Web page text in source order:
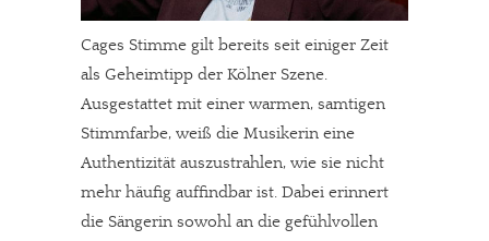
Cages Stimme gilt bereits seit einiger Zeit
als Geheimtipp der Kölner Szene.
Ausgestattet mit einer warmen, samtigen
Stimmfarbe, weiß die Musikerin eine
Authentizität auszustrahlen, wie sie nicht
mehr häufig auffindbar ist. Dabei erinnert
die Sängerin sowohl an die gefühlvollen